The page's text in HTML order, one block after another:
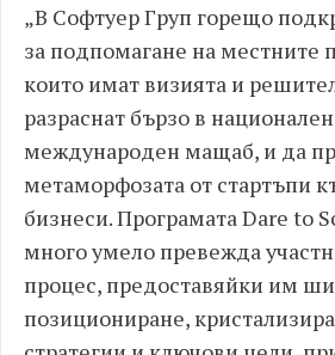
„В Софтуер Груп горещо
за подпомагане на местните
които имат визията и
разраснат бързо в
международен мащаб, и да
метаморфозата от стартъпи
бизнеси. Програмата Dare to
много умело превежда
процес, предоставяйки им
позициониране,